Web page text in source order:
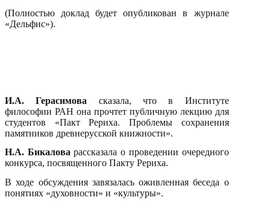
(Полностью доклад будет опубликован в журнале
«Дельфис»).
И.А. Герасимова сказала, что в Институте
философии РАН она прочтет публичную лекцию для
студентов «Пакт Рериха. Проблемы сохранения
памятников древнерусской книжности».
Н.А. Бикалова рассказала о проведении очередного
конкурса, посвященного Пакту Рериха.
В ходе обсуждения завязалась оживленная беседа о
понятиях «духовности» и «культуры».